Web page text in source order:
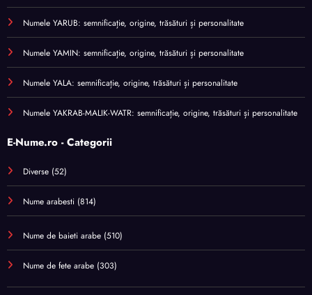
Numele YARUB: semnificație, origine, trăsături și personalitate
Numele YAMIN: semnificație, origine, trăsături și personalitate
Numele YALA: semnificație, origine, trăsături și personalitate
Numele YAKRAB-MALIK-WATR: semnificație, origine, trăsături și personalitate
E-Nume.ro - Categorii
Diverse (52)
Nume arabesti (814)
Nume de baieti arabe (510)
Nume de fete arabe (303)